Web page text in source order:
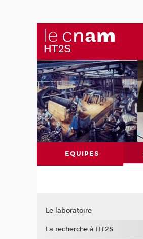
EQUIPES
Le laboratoire
La recherche à HT2S